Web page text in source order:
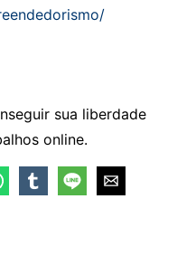
sua liberdade
online.